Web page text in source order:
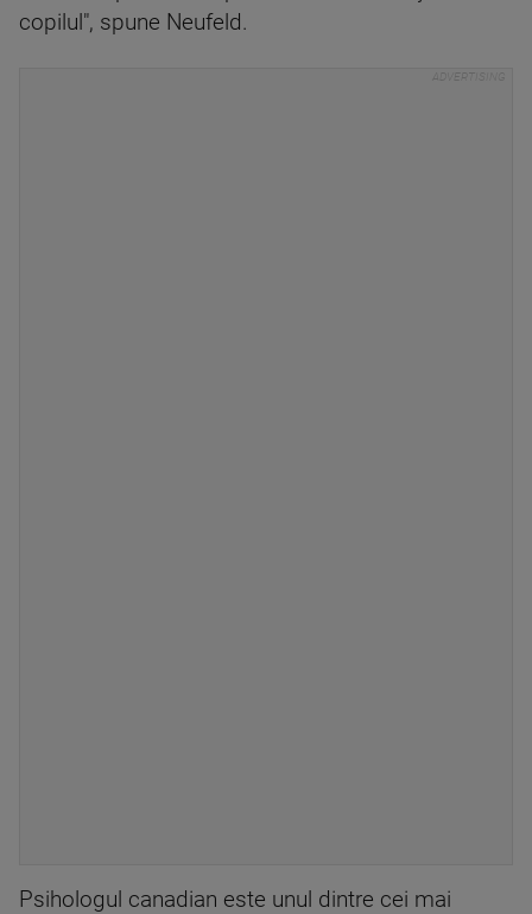
copilul", spune Neufeld.
Psihologul canadian este unul dintre cei mai